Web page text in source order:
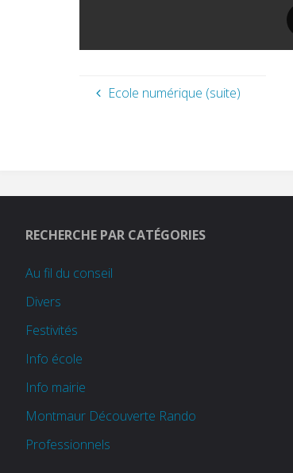
Ecole numérique (suite)
RECHERCHE PAR CATÉGORIES
Au fil du conseil
Divers
Festivités
Info école
Info mairie
Montmaur Découverte Rando
Professionnels